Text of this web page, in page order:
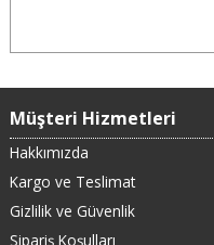
Müşteri Hizmetleri
Hakkımızda
Kargo ve Teslimat
Gizlilik ve Güvenlik
Sipariş Koşulları